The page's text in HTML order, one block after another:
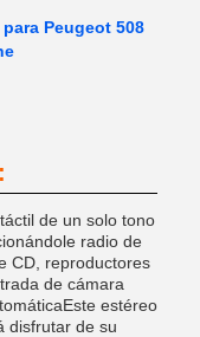
Peugeot 508
de un solo tono
radio de
CD, reproductores
de cámara
estéreo
disfrutar de su